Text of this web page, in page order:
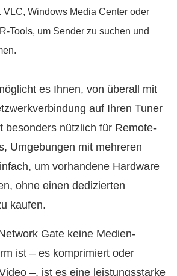
VLC, Windows Media Center oder
Tools, um Sender zu suchen und
es Ihnen, von überall mit
auf Ihren Tuner
besonders nützlich für Remote-
Umgebungen mit mehreren
um vorhandene Hardware
ohne einen dedizierten
kaufen.
Gate keine Medien-
ist – es komprimiert oder
–, ist es eine leistungsstarke